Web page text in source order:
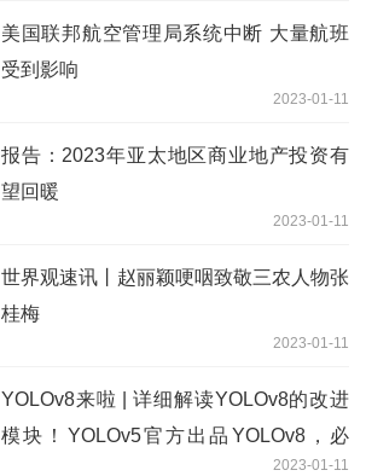
美国联邦航空管理局系统中断 大量航班
受到影响
2023-01-11
报告：2023年亚太地区商业地产投资有
望回暖
2023-01-11
世界观速讯丨赵丽颖哽咽致敬三农人物张
桂梅
2023-01-11
YOLOv8来啦 | 详细解读YOLOv8的改进
模块！YOLOv5官方出品YOLOv8，必
2023-01-11